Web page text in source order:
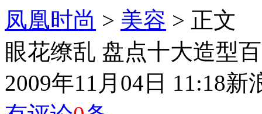
凤凰时尚 > 美容 > 正文
眼花缭乱 盘点十大造型
2009年11月04日 11:18新